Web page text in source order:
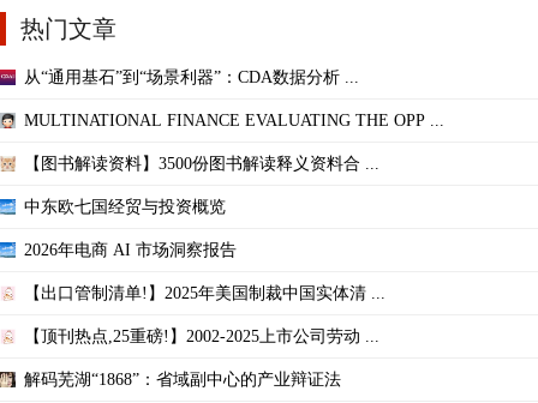
热门文章
从“通用基石”到“场景利器”：CDA数据分析 ...
MULTINATIONAL FINANCE EVALUATING THE OPP ...
【图书解读资料】3500份图书解读释义资料合 ...
中东欧七国经贸与投资概览
2026年电商 AI 市场洞察报告
【出口管制清单!】2025年美国制裁中国实体清 ...
【顶刊热点,25重磅!】2002-2025上市公司劳动 ...
解码芜湖“1868”：省域副中心的产业辩证法